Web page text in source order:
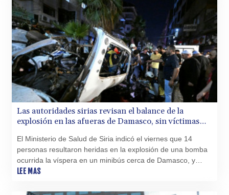
Las autoridades sirias revisan el balance de la
explosión en las afueras de Damasco, sin víctimas
El Ministerio de Salud de Siria indicó el viernes que 14
personas resultaron heridas en la explosión de una bomba
ocurrida la víspera en un minibús cerca de Damasco, y
corrigió así un balance anterior que daba cuenta de dos
LEE MAS